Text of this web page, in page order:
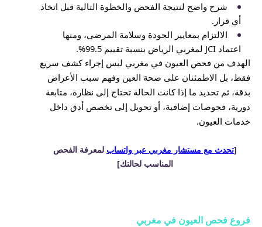
شرح واضح لنتيجة الفحص والخطوة التالية قبل اتخاذ
أي قرار.
الالتزام بمعايير الجودة وسلامة المرضى، ومنها
اعتماد JCI لمغربي الرياض بنسبة تقييم 99.5%.
الهدف من فحص العيون في مغربي ليس إجراء كشف سريع
فقط، بل الاطمئنان على صحة العين وفهم سبب الأعراض
بدقة، ثم تحديد ما إذا كانت الحالة تحتاج إلى نظارة، متابعة
دورية، فحوصات إضافية، أو تحويل إلى تخصص أدق داخل
خدمات العيون.
[تحدث مع مستشار مغربي عبر واتساب لمعرفة الفحص
المناسب لحالتك]
فروع فحص العيون في مغربي